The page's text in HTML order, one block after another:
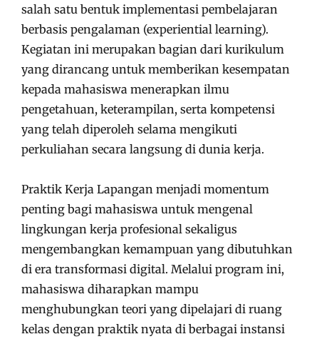
salah satu bentuk implementasi pembelajaran
berbasis pengalaman (experiential learning).
Kegiatan ini merupakan bagian dari kurikulum
yang dirancang untuk memberikan kesempatan
kepada mahasiswa menerapkan ilmu
pengetahuan, keterampilan, serta kompetensi
yang telah diperoleh selama mengikuti
perkuliahan secara langsung di dunia kerja.
Praktik Kerja Lapangan menjadi momentum
penting bagi mahasiswa untuk mengenal
lingkungan kerja profesional sekaligus
mengembangkan kemampuan yang dibutuhkan
di era transformasi digital. Melalui program ini,
mahasiswa diharapkan mampu
menghubungkan teori yang dipelajari di ruang
kelas dengan praktik nyata di berbagai instansi